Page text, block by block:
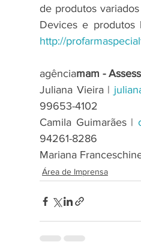
de produtos
http://
agênciamam -
Juliana Vieira |
99653-4102
Camila Guimarães |
94261-8286
Mariana
Área de Imprensa